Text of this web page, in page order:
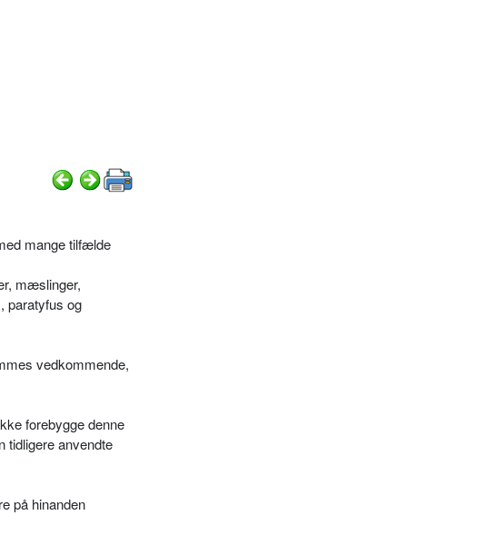
mange tilfælde
mæslinger,
paratyfus og
vedkommende,
forebygge denne
tidligere anvendte
på hinanden